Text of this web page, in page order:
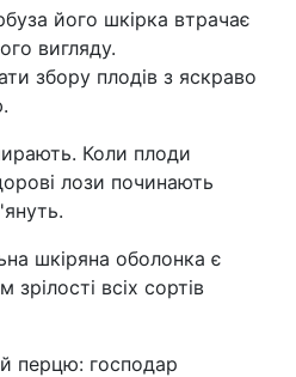
його шкірка втрачає
вигляду.
збору плодів з яскраво
Коли плоди
лози починають
шкіряна оболонка є
всіх сортів
перцю: господар